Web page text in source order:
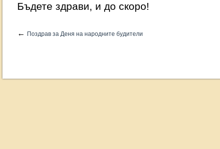
Бъдете здрави, и до скоро!
← Поздрав за Деня на народните будители